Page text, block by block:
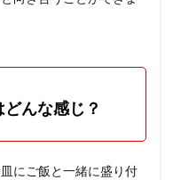
んな感じ？
にご飯と一緒に盛り付